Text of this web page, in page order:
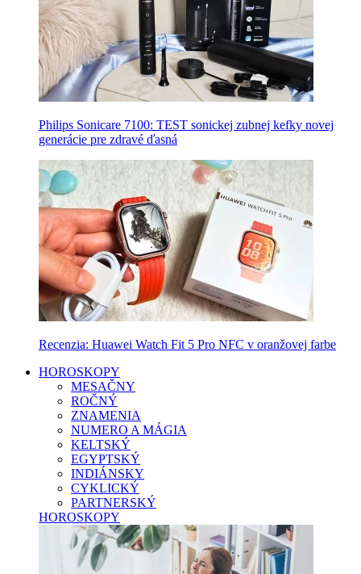
Philips Sonicare 7100: TEST sonickej zubnej kefky novej
generácie pre zdravé ďasná
Recenzia: Huawei Watch Fit 5 Pro NFC v oranžovej farbe
HOROSKOPY
MESAČNY
ROČNÝ
ZNAMENIA
NUMERO A MÁGIA
KELTSKÝ
EGYPTSKÝ
INDIÁNSKY
CYKLICKÝ
PARTNERSKÝ
HOROSKOPY